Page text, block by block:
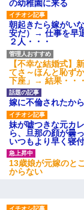
の幼稚園に来る
朝起きたら嫁がい
安だ）→ 仕事を早
２人・・・
【不幸な結婚式】
てさ～ほんと恥ず
下座」→ 結果・・・
嫁に不倫されたか
妹が嘘つきな元カ
ら、旦那の顔が曇
いつもより早く寝
13歳娘が元嫁のと
からない